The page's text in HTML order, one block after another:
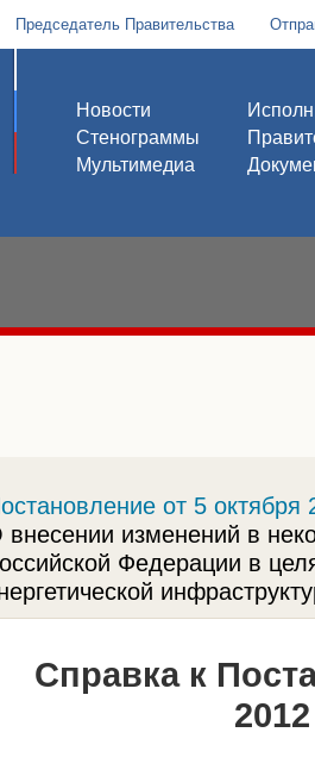
Председатель Правительства
Новости
Стенограммы
Мультимедиа
от 5
внесении изменений в
Федерации в
Справка к